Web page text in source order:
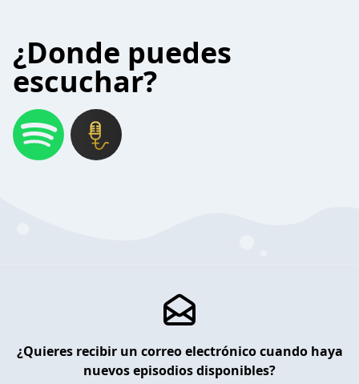
¿Donde puedes
escuchar?
¿Quieres recibir un correo electrónico cuando haya
nuevos episodios disponibles?